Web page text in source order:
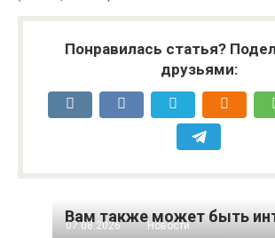
Понравилась статья?
друзьями:
Вам также может быть
07.08.2026 Новости